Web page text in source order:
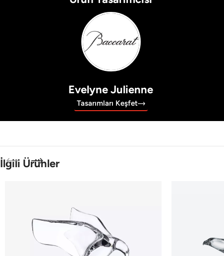
Evelyne Julienne
Tasarımları Keşfet
İlgili Ürünler